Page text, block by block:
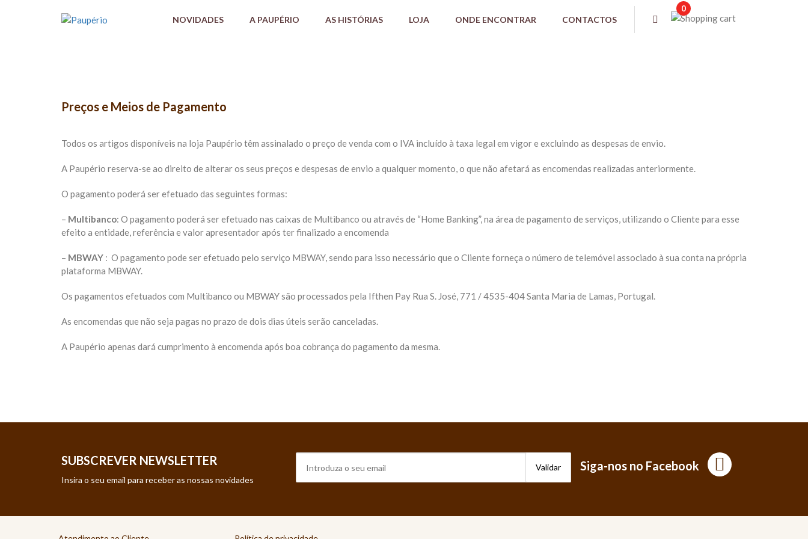
NOVIDADES A PAUPÉRIO AS HISTÓRIAS LOJA ONDE ENCONTRAR CONTACTOS
0
Preços e Meios de Pagamento
Todos os artigos disponíveis na loja Paupério têm assinalado o preço de venda com o IVA incluído à taxa legal em vigor e excluindo as despesas de envio.
A Paupério reserva-se ao direito de alterar os seus preços e despesas de envio a qualquer momento, o que não afetará as encomendas realizadas anteriormente.
O pagamento poderá ser efetuado das seguintes formas:
– Multibanco: O pagamento poderá ser efetuado nas caixas de Multibanco ou através de “Home Banking”, na área de pagamento de serviços, utilizando o Cliente para esse
efeito a entidade, referência e valor apresentador após ter finalizado a encomenda
– MBWAY : O pagamento pode ser efetuado pelo serviço MBWAY, sendo para isso necessário que o Cliente forneça o número de telemóvel associado à sua conta na própria
plataforma MBWAY.
Os pagamentos efetuados com Multibanco ou MBWAY são processados pela Ifthen Pay Rua S. José, 771 / 4535-404 Santa Maria de Lamas, Portugal.
As encomendas que não seja pagas no prazo de dois dias úteis serão canceladas.
A Paupério apenas dará cumprimento à encomenda após boa cobrança do pagamento da mesma.
SUBSCREVER NEWSLETTER
Insira o seu email para receber as nossas novidades
Siga-nos no Facebook